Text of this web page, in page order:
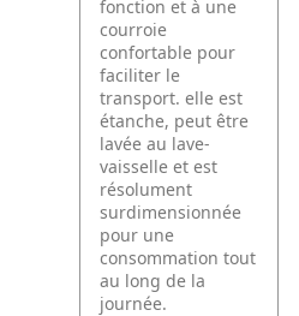
fonction et à une
courroie
confortable pour
faciliter le
transport. elle est
étanche, peut être
lavée au lave-
vaisselle et est
résolument
surdimensionnée
pour une
consommation tout
au long de la
journée.